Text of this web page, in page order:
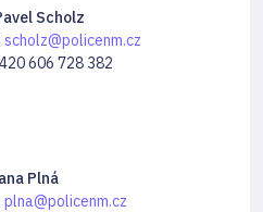
Scholz
scholz@policenm.cz
606 728 382
Plná
plna@policenm.cz